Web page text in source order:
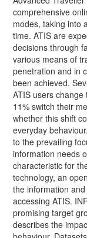
comprehensive
modes, taking into
time. ATIS are
decisions through
various means of
penetration and in
been achieved.
ATIS users
11% switch their
whether this shift
everyday
to the prevailing
information needs
characteristic for
technology, an
the information
accessing ATIS.
promising target
describes the